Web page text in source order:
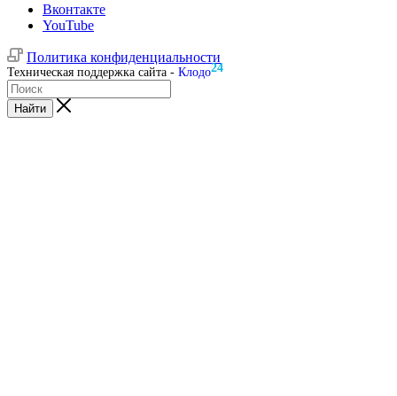
Вконтакте
YouTube
Политика конфиденциальности
Техническая поддержка сайта - Клодо24
Найти